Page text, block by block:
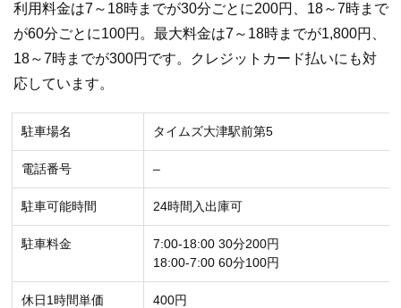
利用料金は7～18時までが30分ごとに200円、18～7時まで
が60分ごとに100円。最大料金は7～18時までが1,800円、
18～7時までが300円です。クレジットカード払いにも対
応しています。
駐車場名 タイムズ大津駅前第5
電話番号 –
駐車可能時間 24時間入出庫可
駐車料金
7:00-18:00 30分200円
18:00-7:00 60分100円
休日1時間単価 400円